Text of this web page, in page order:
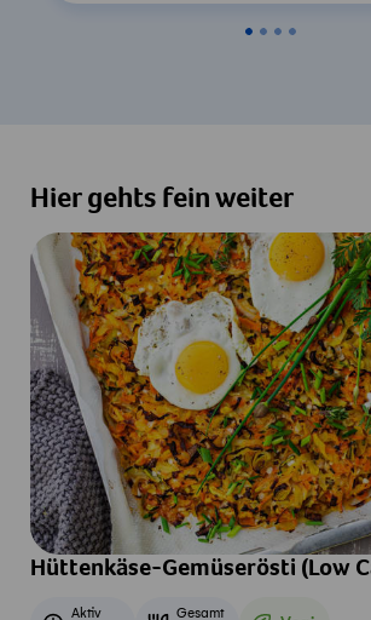
Hier gehts fein weiter
Hüttenkäse-Gemüserösti (Low
Aktiv Gesamt